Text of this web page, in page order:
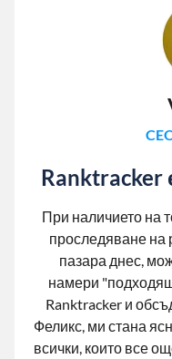
Ranktracker
При наличието на
проследяване на
пазара днес,
намери
Ranktracker и
Феликс, ми стана
всички, които все